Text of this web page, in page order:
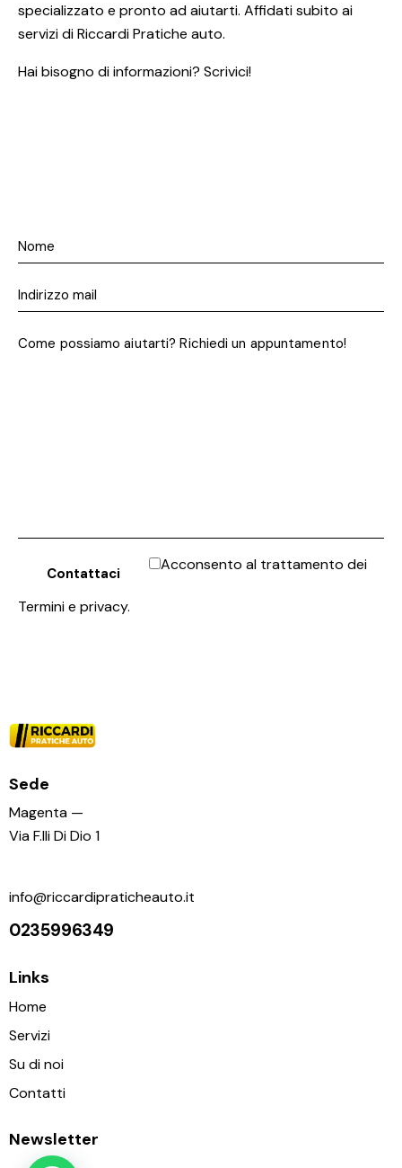
specializzato e pronto ad aiutarti. Affidati subito ai
servizi di Riccardi Pratiche auto.
Hai bisogno di informazioni? Scrivici!
Acconsento al trattamento dei
Termini e privacy.
Sede
Magenta —
Via F.lli Di Dio 1
info@riccardipraticheauto.it
0235996349
Links
Home
Servizi
Su di noi
Contatti
Newsletter